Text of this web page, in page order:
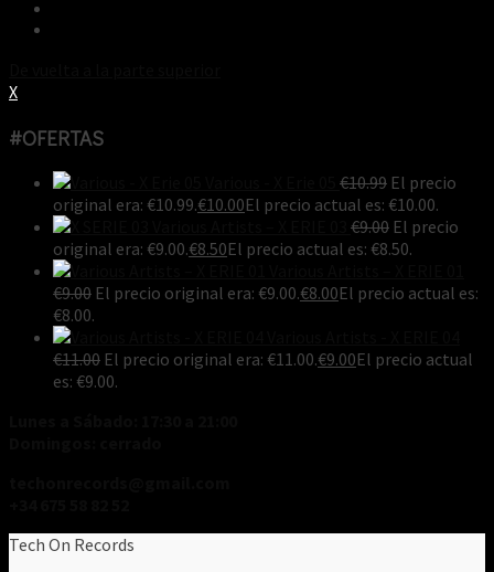
X
#OFERTAS
€10.99 El precio
original era: €10.99.€10.00El precio actual es: €10.00.
€9.00 El precio
original era: €9.00.€8.50El precio actual es: €8.50.
€9.00 El precio original era: €9.00.€8.00El precio actual es:
€8.00.
€11.00 El precio original era: €11.00.€9.00El precio actual
es: €9.00.
Tech On Records